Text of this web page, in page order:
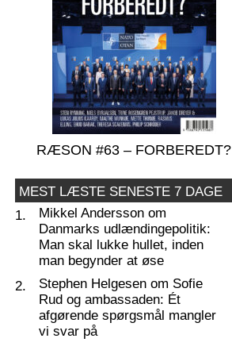
RÆSON #63 – FORBEREDT?
MEST LÆSTE SENESTE 7 DAGE
1.
Mikkel Andersson om
Danmarks udlændingepolitik:
Man skal lukke hullet, inden
man begynder at øse
2.
Stephen Helgesen om Sofie
Rud og ambassaden: Ét
afgørende spørgsmål mangler
vi svar på